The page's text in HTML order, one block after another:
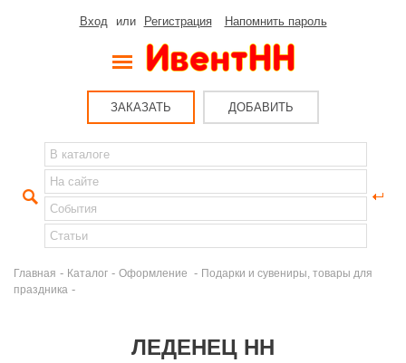
Вход или Регистрация Напомнить пароль
ЗАКАЗАТЬ ДОБАВИТЬ
Главная - Каталог - Оформление - Подарки и сувениры, товары для
праздника -
ЛЕДЕНЕЦ НН